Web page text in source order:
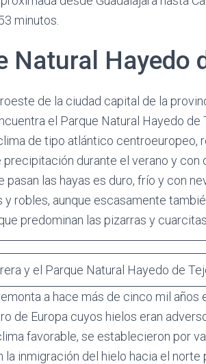
minutos.
Natural Hayedo
de la ciudad capital de la
el Parque Natural Hayedo
de tipo atlántico centroeuropeo,
precipitación durante el verano y
pasan las hayas es duro, frío y con
y robles, aunque escasamente
predominan las pizarras y cuarcitas.
y el Parque Natural Hayedo de
a hace más de cinco mil
de Europa cuyos hielos eran
favorable, se establecieron por
la inmigración del hielo hacia el